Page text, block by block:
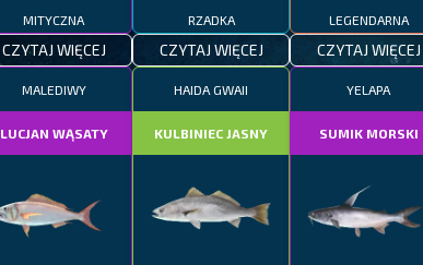
MITYCZNA
CZYTAJ WIĘCEJ
RZADKA
CZYTAJ WIĘCEJ
LEGENDARNA
CZYTAJ WIĘCEJ
MALEDIWY
LUCJAN WĄSATY
HAIDA GWAII
KULBINIEC JASNY
YELAPA
SUMIK MORSKI